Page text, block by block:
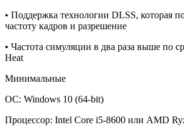
• Поддержка технологии DLSS, которая
частоту кадров и разрешение
• Частота симуляции в два раза выше по
Heat
Минимальные
ОС: Windows 10 (64-bit)
Процессор: Intel Core i5-8600 или AMD